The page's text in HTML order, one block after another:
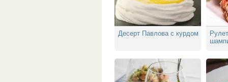
Десерт Павлова с курдом